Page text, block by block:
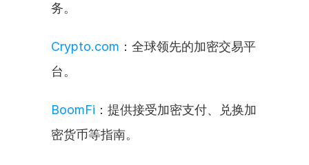
务。
Crypto.com ：全球领先的加密交易平
台。
BoomFi ：提供接受加密支付、兑换加
密货币等指南。